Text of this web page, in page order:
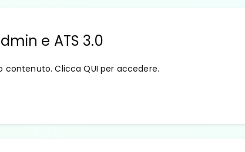
e ATS 3.0
contenuto. Clicca QUI per accedere.